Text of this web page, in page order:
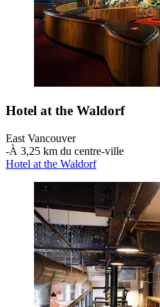
Hotel at the Waldorf
East Vancouver
‐À 3,25 km du centre-ville
Hotel at the Waldorf